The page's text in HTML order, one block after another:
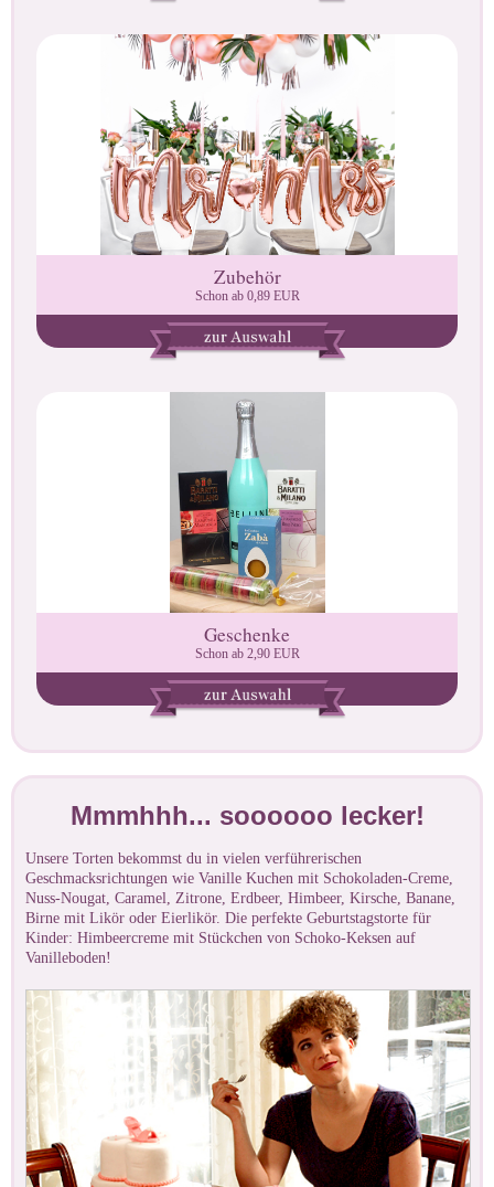
Zubehör
Schon ab 0,89 EUR
Geschenke
Schon ab 2,90 EUR
Mmmhhh... soooooo lecker!
Unsere Torten bekommst du in vielen verführerischen
Geschmacksrichtungen wie Vanille Kuchen mit Schokoladen-Creme,
Nuss-Nougat, Caramel, Zitrone, Erdbeer, Himbeer, Kirsche, Banane,
Birne mit Likör oder Eierlikör. Die perfekte Geburtstagstorte für
Kinder: Himbeercreme mit Stückchen von Schoko-Keksen auf
Vanilleboden!